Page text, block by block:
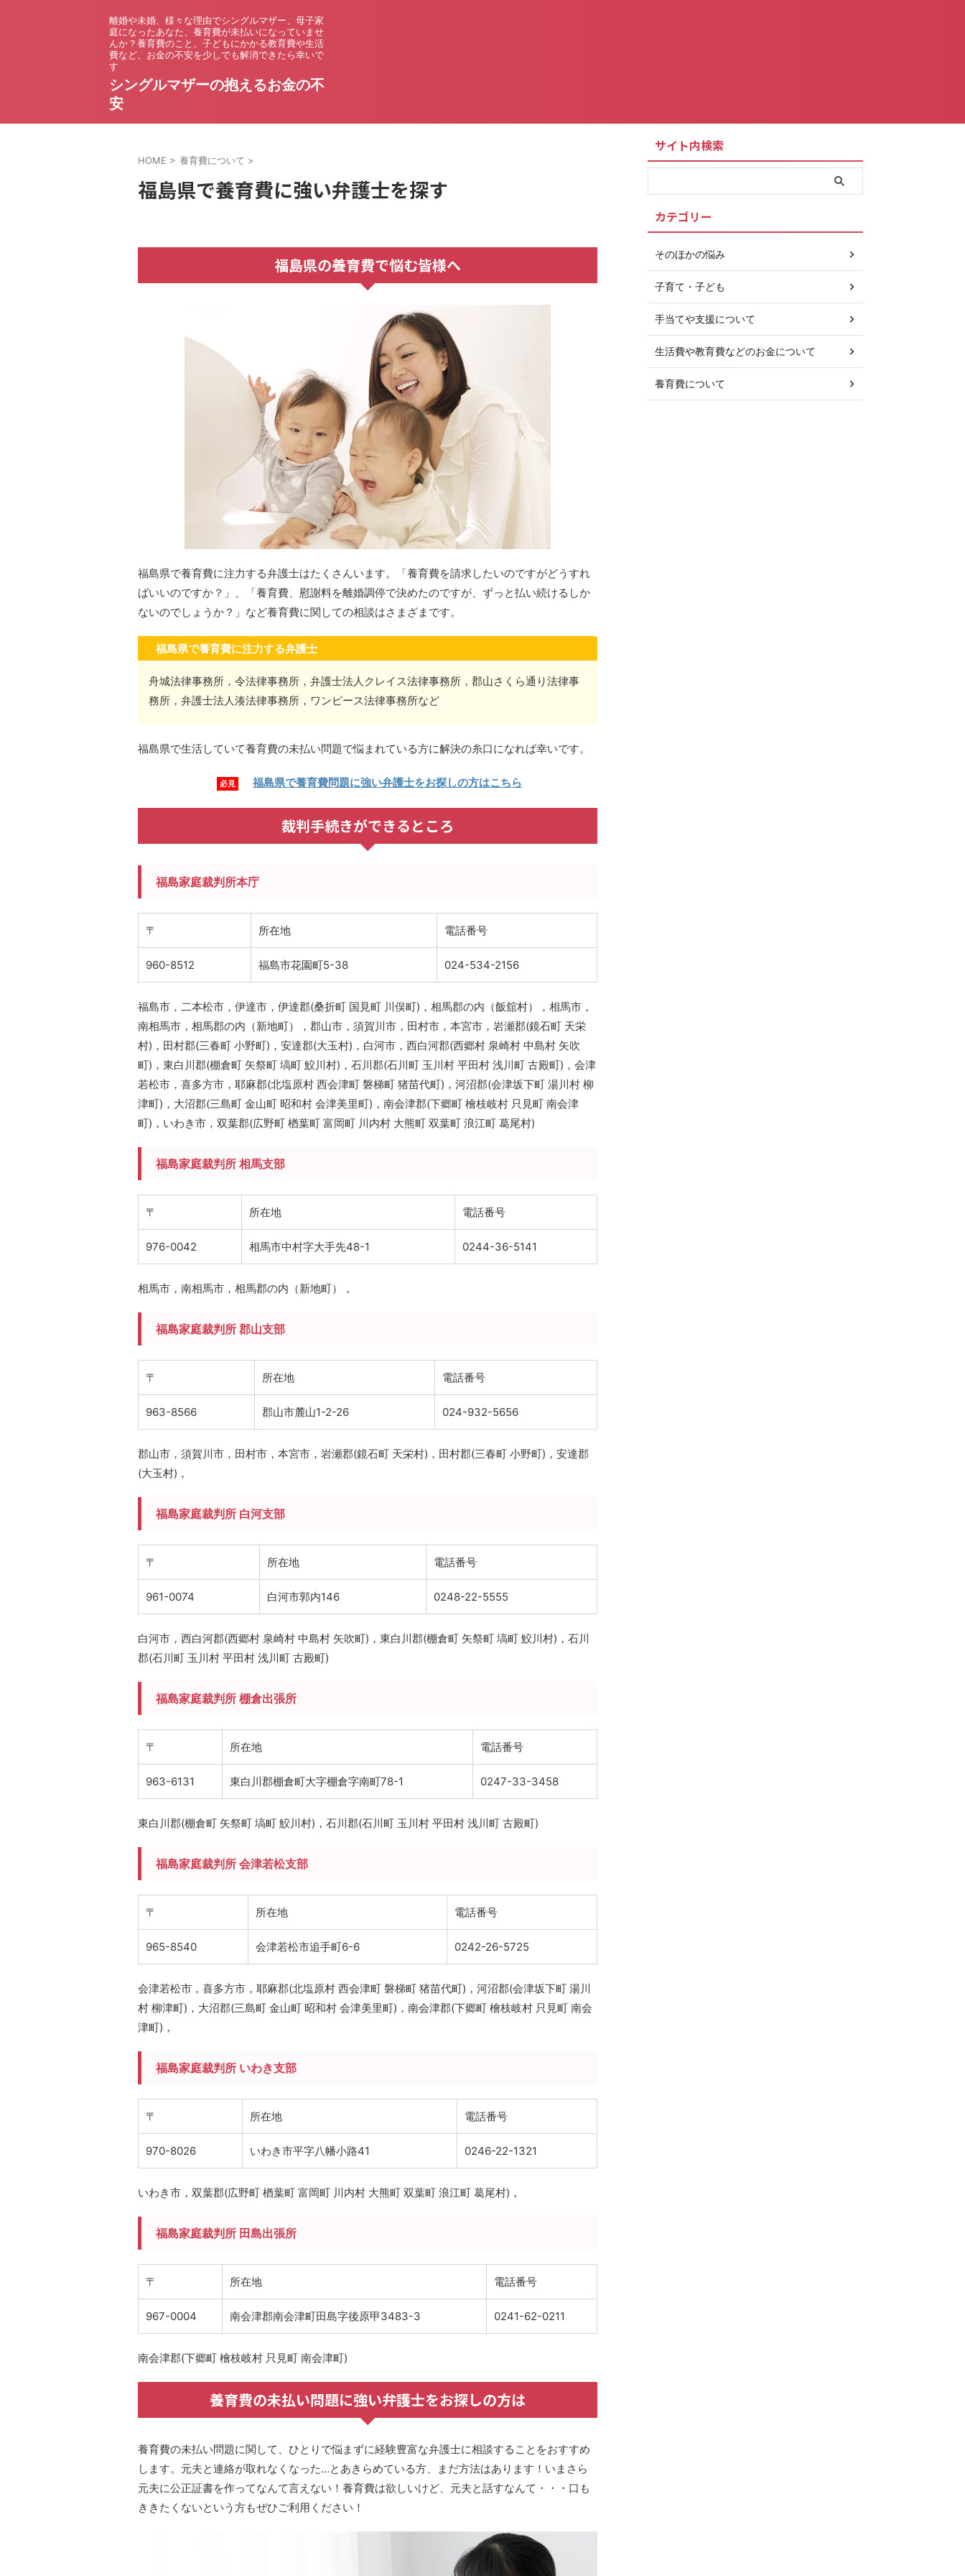
離婚や未婚、様々な理由でシングルマザー、母子家
庭になったあなた、養育費が未払いになっていませ
んか？養育費のこと、子どもにかかる教育費や生活
費など、お金の不安を少しでも解消できたら幸いで
す
シングルマザーの抱えるお金の不
安
HOME > 養育費について >
福島県で養育費に強い弁護士を探す
福島県の養育費で悩む皆様へ
福島県で養育費に注力する弁護士はたくさんいます。「養育費を請求したいのですがどうすれ
ばいいのですか？」、「養育費、慰謝料を離婚調停で決めたのですが、ずっと払い続けるしか
ないのでしょうか？」など養育費に関しての相談はさまざまです。
福島県で養育費に注力する弁護士
舟城法律事務所，令法律事務所，弁護士法人クレイス法律事務所，郡山さくら通り法律事
務所，弁護士法人湊法律事務所，ワンピース法律事務所など
福島県で生活していて養育費の未払い問題で悩まれている方に解決の糸口になれば幸いです。
必見 福島県で養育費問題に強い弁護士をお探しの方はこちら
裁判手続きができるところ
福島家庭裁判所本庁
〒 所在地 電話番号
960-8512 福島市花園町5-38 024-534-2156
福島市，二本松市，伊達市，伊達郡(桑折町 国見町 川俣町)，相馬郡の内（飯舘村），相馬市，
南相馬市，相馬郡の内（新地町），郡山市，須賀川市，田村市，本宮市，岩瀬郡(鏡石町 天栄
村)，田村郡(三春町 小野町)，安達郡(大玉村)，白河市，西白河郡(西郷村 泉崎村 中島村 矢吹
町)，東白川郡(棚倉町 矢祭町 塙町 鮫川村)，石川郡(石川町 玉川村 平田村 浅川町 古殿町)，会津
若松市，喜多方市，耶麻郡(北塩原村 西会津町 磐梯町 猪苗代町)，河沼郡(会津坂下町 湯川村 柳
津町)，大沼郡(三島町 金山町 昭和村 会津美里町)，南会津郡(下郷町 檜枝岐村 只見町 南会津
町)，いわき市，双葉郡(広野町 楢葉町 富岡町 川内村 大熊町 双葉町 浪江町 葛尾村)
福島家庭裁判所 相馬支部
〒 所在地 電話番号
976-0042 相馬市中村字大手先48-1 0244-36-5141
相馬市，南相馬市，相馬郡の内（新地町），
福島家庭裁判所 郡山支部
〒 所在地 電話番号
963-8566 郡山市麓山1-2-26 024-932-5656
郡山市，須賀川市，田村市，本宮市，岩瀬郡(鏡石町 天栄村)，田村郡(三春町 小野町)，安達郡
(大玉村)，
福島家庭裁判所 白河支部
〒 所在地 電話番号
961-0074 白河市郭内146 0248-22-5555
白河市，西白河郡(西郷村 泉崎村 中島村 矢吹町)，東白川郡(棚倉町 矢祭町 塙町 鮫川村)，石川
郡(石川町 玉川村 平田村 浅川町 古殿町)
福島家庭裁判所 棚倉出張所
〒 所在地 電話番号
963-6131 東白川郡棚倉町大字棚倉字南町78-1 0247-33-3458
東白川郡(棚倉町 矢祭町 塙町 鮫川村)，石川郡(石川町 玉川村 平田村 浅川町 古殿町)
福島家庭裁判所 会津若松支部
〒 所在地 電話番号
965-8540 会津若松市追手町6-6 0242-26-5725
会津若松市，喜多方市，耶麻郡(北塩原村 西会津町 磐梯町 猪苗代町)，河沼郡(会津坂下町 湯川
村 柳津町)，大沼郡(三島町 金山町 昭和村 会津美里町)，南会津郡(下郷町 檜枝岐村 只見町 南会
津町)，
福島家庭裁判所 いわき支部
〒 所在地 電話番号
970-8026 いわき市平字八幡小路41 0246-22-1321
いわき市，双葉郡(広野町 楢葉町 富岡町 川内村 大熊町 双葉町 浪江町 葛尾村)，
福島家庭裁判所 田島出張所
〒 所在地 電話番号
967-0004 南会津郡南会津町田島字後原甲3483-3 0241-62-0211
南会津郡(下郷町 檜枝岐村 只見町 南会津町)
養育費の未払い問題に強い弁護士をお探しの方は
養育費の未払い問題に関して、ひとりで悩まずに経験豊富な弁護士に相談することをおすすめ
します。元夫と連絡が取れなくなった…とあきらめている方、まだ方法はあります！いまさら
元夫に公正証書を作ってなんて言えない！養育費は欲しいけど、元夫と話すなんて・・・口も
ききたくないという方もぜひご利用ください！
サイト内検索
カテゴリー
そのほかの悩み
子育て・子ども
手当てや支援について
生活費や教育費などのお金について
養育費について